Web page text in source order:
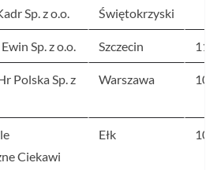
Sp. z o.o.
Świętokrzyski
Sp. z o.o. Szczecin 110
Polska Sp. z
Warszawa 109
Ciekawi
Ełk 109